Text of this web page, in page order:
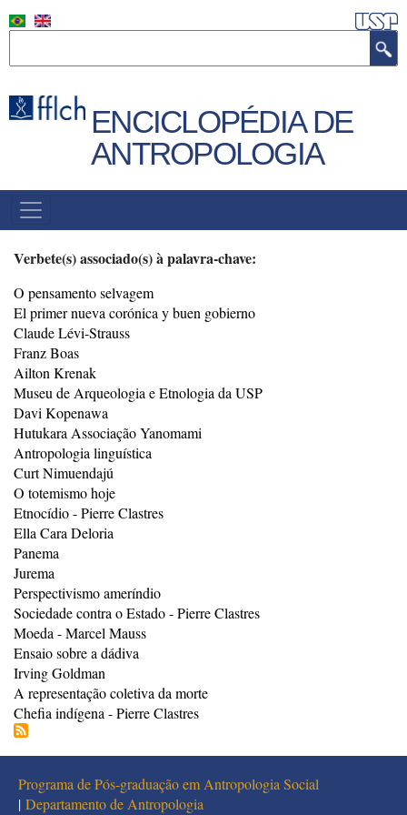
para
conteúdo
ENCICLOPÉDIA DE
ANTROPOLOGIA
MENU
PRINCIPAL
Verbete(s) associado(s) à palavra-chave:
O pensamento selvagem
El primer nueva corónica y buen gobierno
Claude Lévi-Strauss
Franz Boas
Ailton Krenak
Museu de Arqueologia e Etnologia da USP
Davi Kopenawa
Hutukara Associação Yanomami
Antropologia linguística
Curt Nimuendajú
O totemismo hoje
Etnocídio - Pierre Clastres
Ella Cara Deloria
Panema
Jurema
Perspectivismo ameríndio
Sociedade contra o Estado - Pierre Clastres
Moeda - Marcel Mauss
Ensaio sobre a dádiva
Irving Goldman
A representação coletiva da morte
Chefia indígena - Pierre Clastres
Programa de Pós-graduação em Antropologia Social
| Departamento de Antropologia